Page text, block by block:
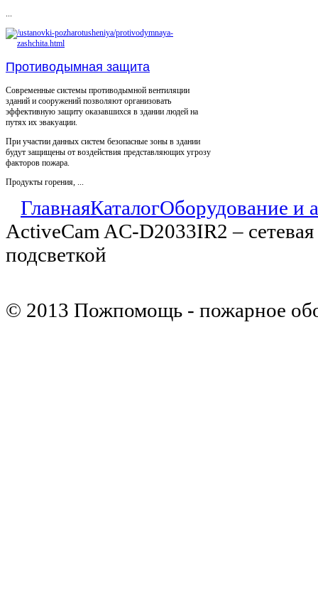
Противодымная защита
Современные системы противодымной вентиляции
зданий и сооружений позволяют организовать
эффективную защиту оказавшихся в здании людей на
путях их эвакуации.
При участии данных систем безопасные зоны в здании
будут защищены от воздействия представляющих угрозу
факторов пожара.
Продукты горения, ...
ГлавнаяКаталогОборудование и
ActiveCam AC-D2033IR2 –
подсветкой
© 2013 Пожпомощь - пожарное